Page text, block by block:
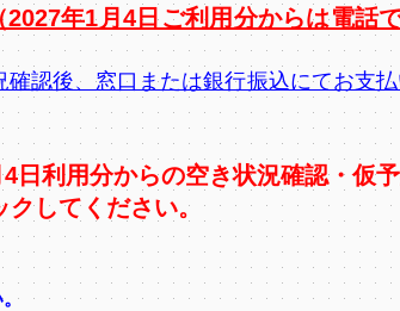
2027年1月4日ご利用分からは電話
認後、窓口または銀行振込にてお支
日利用分からの空き状況確認・仮
クしてください。